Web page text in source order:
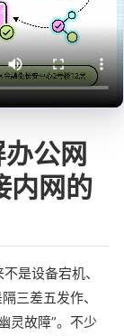
公网
内网的
是设备宕机、
三差五发作、
灵故障”。不少